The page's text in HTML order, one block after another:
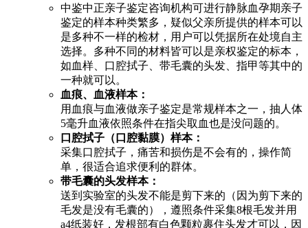
中鉴中正亲子鉴定咨询机构可进行静脉血孕期亲子
鉴定的样本种类繁多，疑似父亲所提供的样本可以
是多种不一样的检材，用户可以凭据所在处境自主
选择。多种不同的材料皆可以是亲权鉴定的标本，
如血样、口腔拭子、带毛囊的头发、指甲等其中的
一种就可以。
血痕、血液样本：
用血痕与血液做亲子鉴定是常规样本之一，抽人体
5毫升血液依照条件在指尖取血也是没问题的。
口腔拭子（口腔黏膜）样本：
采集口腔拭子，痛苦和损伤是不会有的，操作简
单，很适合追求便利的群体。
带毛囊的头发样本：
送到实验室的头发不能是剪下来的（因为剪下来的
毛发是没有毛囊的），遵照条件采集8根毛发并用
a4纸装好，发根部有白色颗粒裹住头发才可以，因